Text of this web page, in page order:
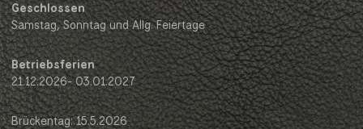
Geschlossen
Samstag, Sonntag und Allg. Feiertage
Betriebsferien
21.12.2026- 03.01.2027
Brückentag: 15.5.2026